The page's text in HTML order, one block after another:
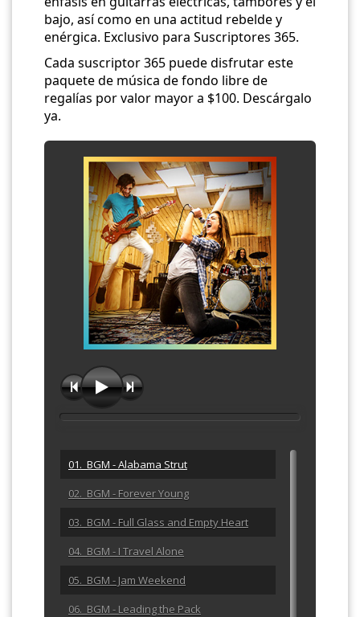
bajo, así como en una actitud rebelde y
enérgica. Exclusivo para Suscriptores 365.
Cada suscriptor 365 puede disfrutar este
paquete de música de fondo libre de
regalías por valor mayor a $100. Descárgalo
ya.
01. BGM - Alabama Strut
02. BGM - Forever Young
03. BGM - Full Glass and Empty Heart
04. BGM - I Travel Alone
05. BGM - Jam Weekend
06. BGM - Leading the Pack